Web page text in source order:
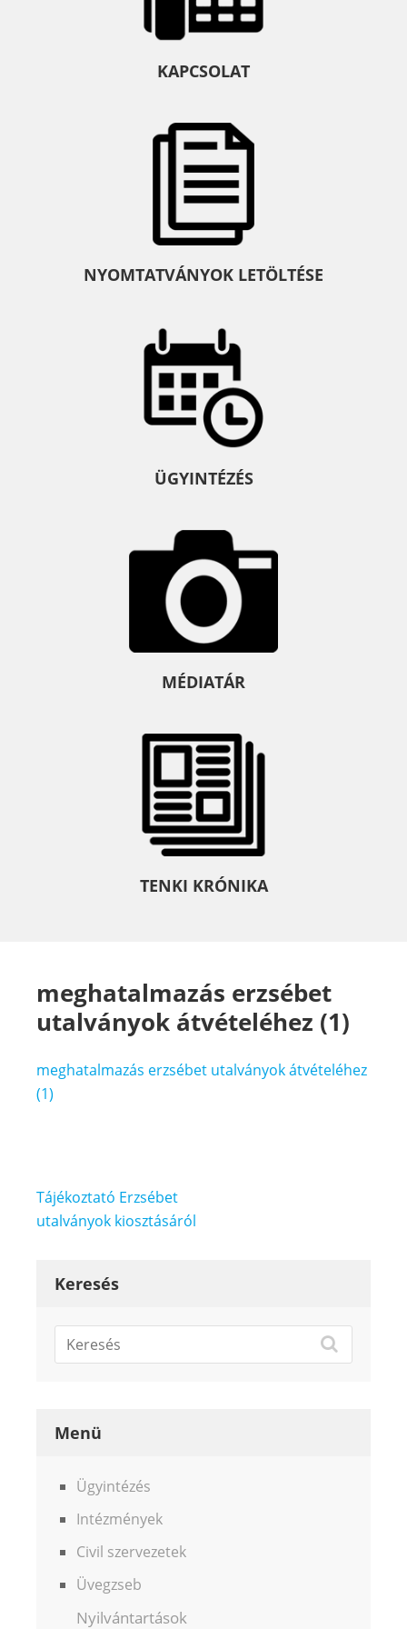
KAPCSOLAT
NYOMTATVÁNYOK LETÖLTÉSE
ÜGYINTÉZÉS
MÉDIATÁR
TENKI KRÓNIKA
meghatalmazás erzsébet
utalványok átvételéhez (1)
meghatalmazás erzsébet utalványok átvételéhez
(1)
Bejegyzés
navigáció
Tájékoztató Erzsébet
utalványok kiosztásáról
Keresés
Menü
Ügyintézés
Intézmények
Civil szervezetek
Üvegzseb
Nyilvántartások